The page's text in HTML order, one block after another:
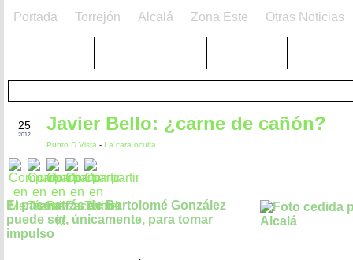
Portada Torrejón Alcalá Zona Este Otras Noticias
25
2012
Javier Bello: ¿carne de cañón?
Punto D Vista - La cara oculta
El paso atrás de Bartolomé González
puede ser, únicamente, para tomar
impulso